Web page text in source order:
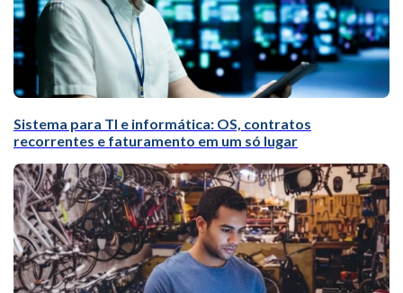
Sistema para TI e informática: OS, contratos
recorrentes e faturamento em um só lugar